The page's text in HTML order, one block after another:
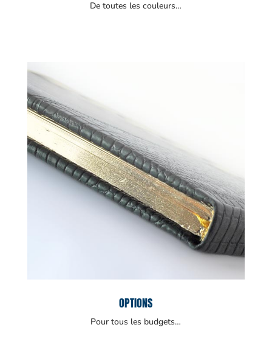
De toutes les couleurs…
OPTIONS
Pour tous les budgets…